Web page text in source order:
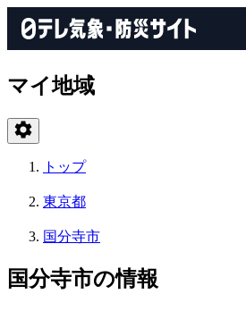
マイ地域
トップ
東京都
国分寺市
国分寺市の情報